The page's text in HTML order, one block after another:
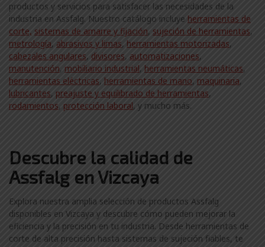
productos y servicios para satisfacer las necesidades de la
industria en Assfalg. Nuestro catálogo incluye herramientas de
corte, sistemas de amarre y fijación, sujeción de herramientas,
metrología, abrasivos y limas, herramientas motorizadas,
cabezales angulares, divisores, automatizaciones,
manutención, mobiliario industrial, herramientas neumáticas,
herramientas eléctricas, herramientas de mano, maquinaria,
lubricantes, preajuste y equilibrado de herramientas,
rodamientos, protección laboral, y mucho más.
Descubre la calidad de
Assfalg en Vizcaya
Explora nuestra amplia selección de productos Assfalg
disponibles en Vizcaya y descubre cómo pueden mejorar la
eficiencia y la precisión en tu industria. Desde herramientas de
corte de alta precisión hasta sistemas de sujeción fiables, te